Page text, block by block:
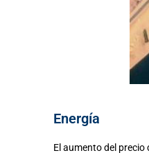
Energía
El aumento del